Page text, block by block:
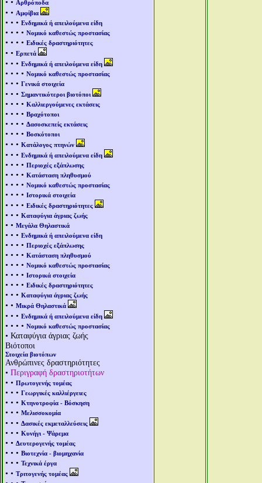
Αρθρόποδα
• • Αμφίβια
• • • Ενδημικά ή απειλούμενα είδη
• • • • Νομικό καθεστώς προστασίας
• • • • Ειδικές δραστηριότητες
• • Ερπετά
• • • Ενδημικά ή απειλούμενα είδη
• • • • Νομικό καθεστώς προστασίας
• • • Γενικά στοιχεία
• • • Σημαντικότεροι βιοτόποι
• • • • Καλλιεργούμενες εκτάσεις
• • • • Βραχότοποι
• • • • Δασοσκεπείς εκτάσεις
• • • • Βοσκότοποι
• • • Κατάλογος πτηνών
• • • Ενδημικά ή απειλούμενα είδη
• • • • Περιοχές εξάπλωσης
• • • • Κατάσταση πληθυσμού
• • • • Νομικό καθεστώς προστασίας
• • • • Ιστορικά στοιχεία
• • • • Ειδικές δραστηριότητες
• • • Καταφύγια άγριας ζωής
• • Μεγάλα Θηλαστικά
• • • Ενδημικά ή απειλούμενα είδη
• • • • Περιοχές εξάπλωσης
• • • • Κατάσταση πληθυσμού
• • • • Νομικό καθεστώς προστασίας
• • • • Ιστορικά στοιχεία
• • • • Ειδικές δραστηριότητες
• • • Καταφύγια άγριας ζωής
• • Μικρά Θηλαστικά
• • • Ενδημικά ή απειλούμενα είδη
• • • • Νομικό καθεστώς προστασίας
• Καταφύγια άγριας ζωής
Βιότοποι
Στοιχεία βιοτόπων
Ανθρώπινες δραστηριότητες
• Περιγραφή δραστηριοτήτων
• • Πρωτογενής τομέας
• • • Γεωργικές καλλιέργειες
• • • Κτηνοτροφία - Βόσκηση
• • • Μελισσοκομία
• • • Δασικές εκμεταλλεύσεις
• • • Κυνήγι - Ψάρεμα
• • Δευτερογενής τομέας
• • • Βιοτεχνία - βιομηχανία
• • • Τεχνικά έργα
• • Τριτογενής τομέας